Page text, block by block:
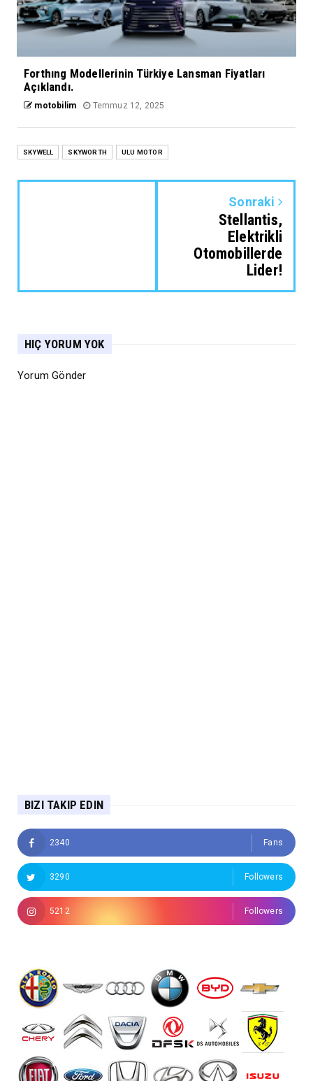
Forthıng Modellerinin Türkiye Lansman Fiyatları
Açıklandı.
motobilim Temmuz 12, 2025
SKYWELL SKYWORTH ULU MOTOR
Sonraki
Stellantis,
Elektrikli
Otomobillerde
Lider!
HIÇ YORUM YOK
Yorum Gönder
BIZI TAKIP EDIN
2340 Fans
3290 Followers
5212 Followers